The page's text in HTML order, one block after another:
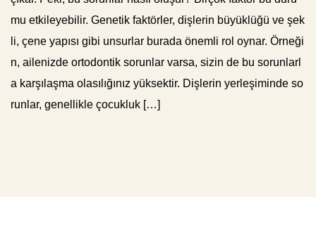
mu etkileyebilir. Genetik faktörler, dişlerin büyüklüğü ve şek
li, çene yapısı gibi unsurlar burada önemli rol oynar. Örneği
n, ailenizde ortodontik sorunlar varsa, sizin de bu sorunlarl
a karşılaşma olasılığınız yüksektir. Dişlerin yerleşiminde so
runlar, genellikle çocukluk […]